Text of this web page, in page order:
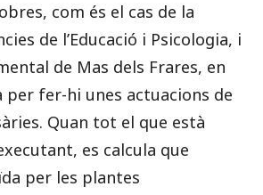
com és el cas de la
de l’Educació i Psicologia, i
de Mas dels Frares, en
per fer-hi unes actuacions de
Quan tot el que està
es calcula que
per les plantes